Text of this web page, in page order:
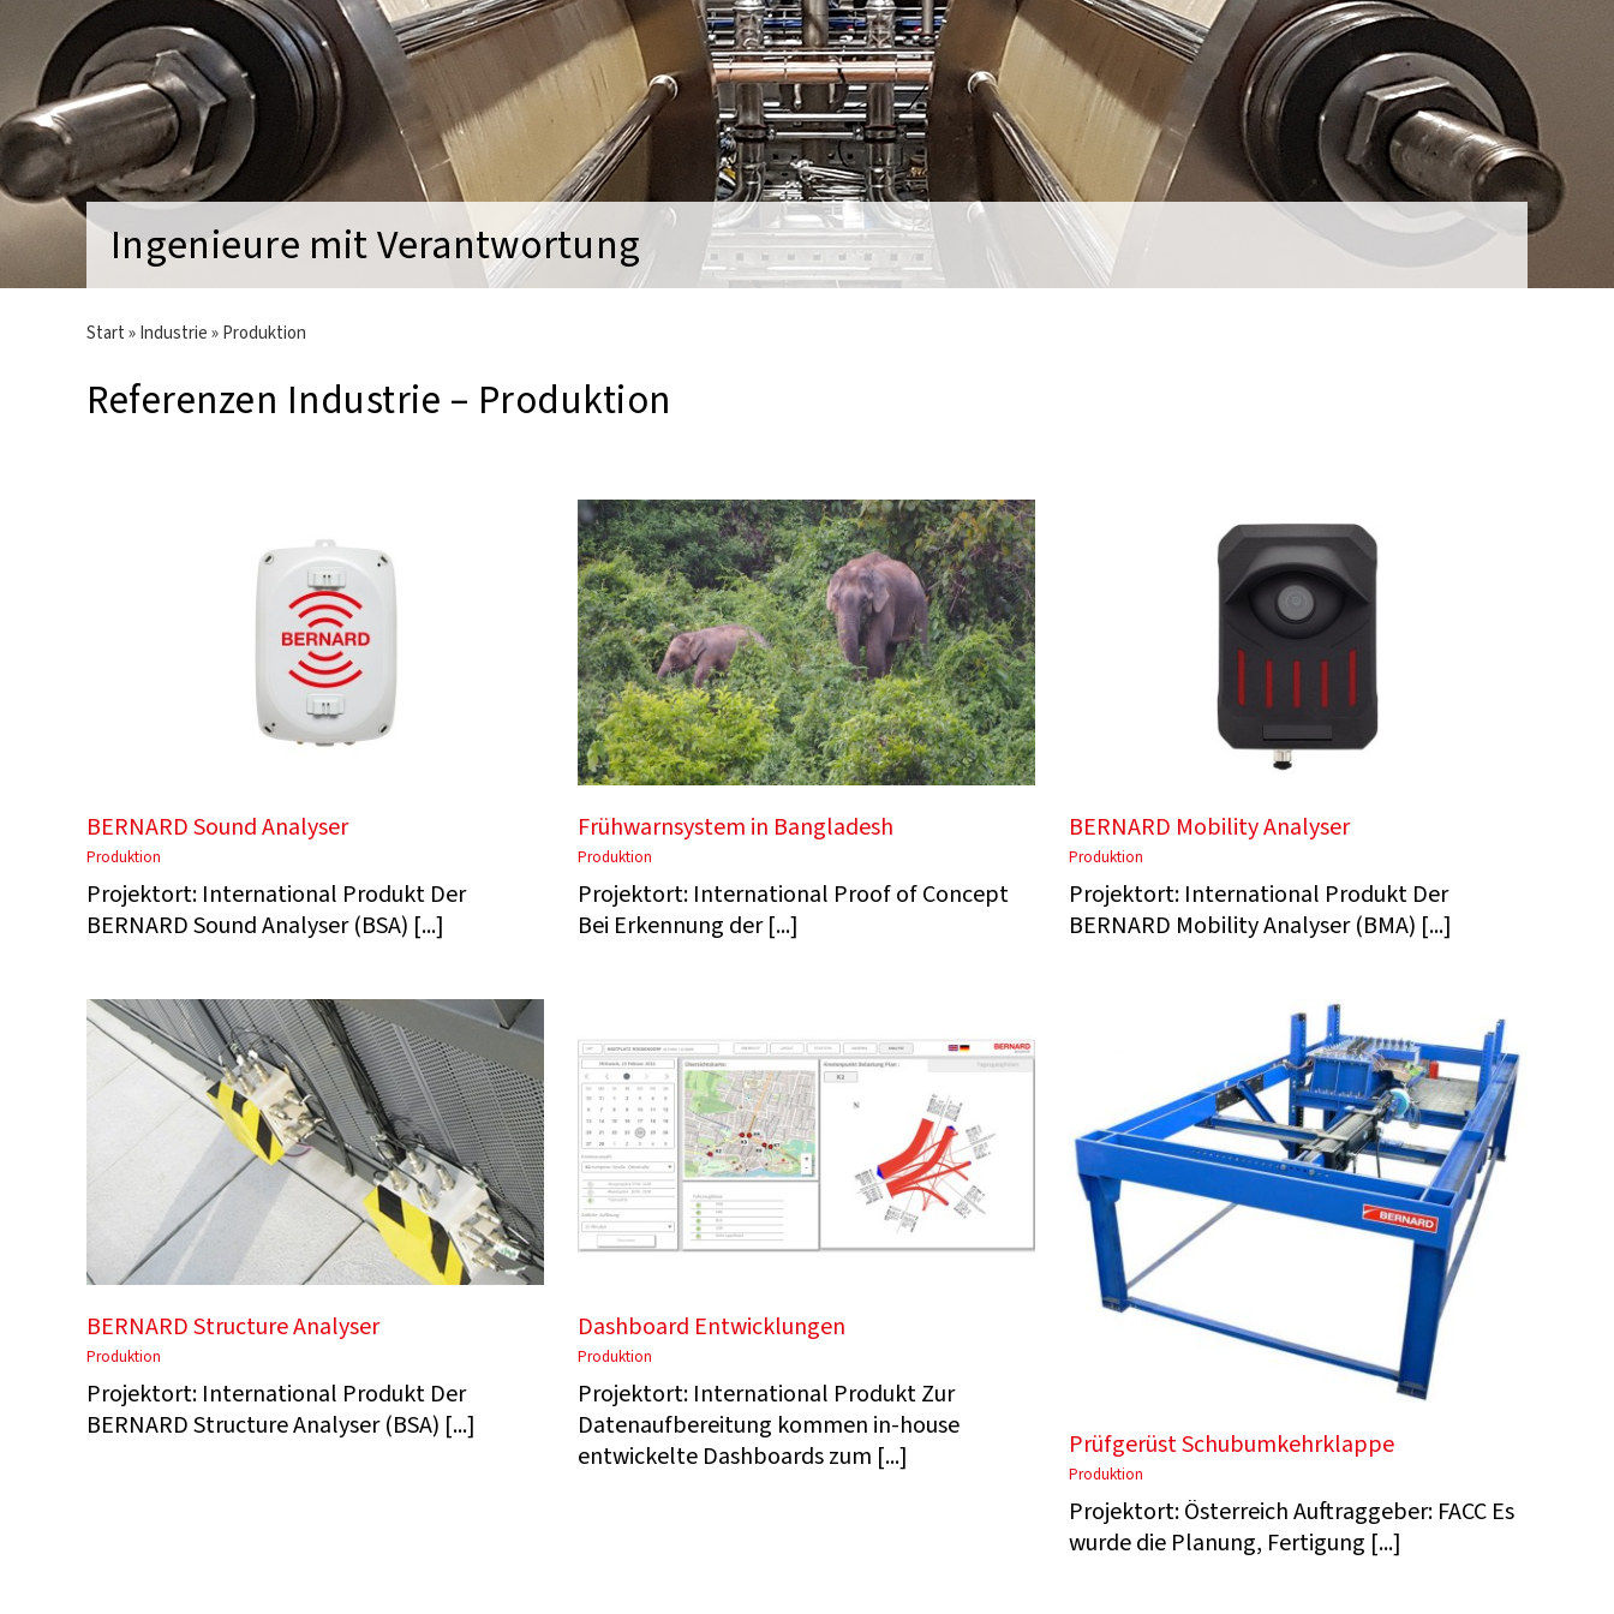
Ingenieure mit Verantwortung
Start » Industrie » Produktion
Referenzen Industrie – Produktion
BERNARD Sound Analyser
Produktion
Projektort: International Produkt Der
BERNARD Sound Analyser (BSA) [...]
Frühwarnsystem in Bangladesh
Produktion
Projektort: International Proof of Concept
Bei Erkennung der [...]
BERNARD Mobility Analyser
Produktion
Projektort: International Produkt Der
BERNARD Mobility Analyser (BMA) [...]
BERNARD Structure Analyser
Produktion
Projektort: International Produkt Der
BERNARD Structure Analyser (BSA) [...]
Dashboard Entwicklungen
Produktion
Projektort: International Produkt Zur
Datenaufbereitung kommen in-house
entwickelte Dashboards zum [...]
Prüfgerüst Schubumkehrklappe
Produktion
Projektort: Österreich Auftraggeber: FACC Es
wurde die Planung, Fertigung [...]